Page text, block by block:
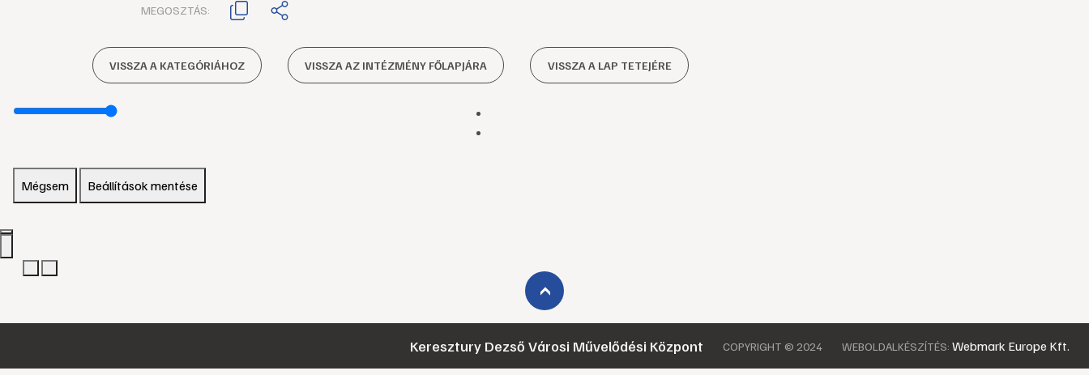
MEGOSZTÁS:
VISSZA A KATEGÓRIÁHOZ VISSZA AZ INTÉZMÉNY FŐLAPJÁRA VISSZA A LAP TETEJÉRE
Mégsem Beállítások mentése
›
Keresztury Dezső Városi Művelődési Központ COPYRIGHT © 2024 WEBOLDALKÉSZÍTÉS: Webmark Europe Kft.